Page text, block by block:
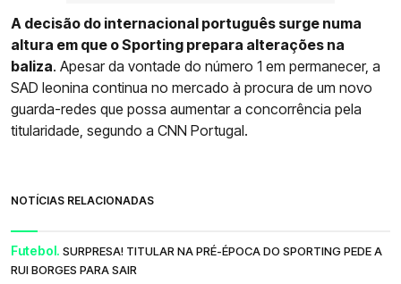
A decisão do internacional português surge numa
altura em que o Sporting prepara alterações na
baliza. Apesar da vontade do número 1 em permanecer, a
SAD leonina continua no mercado à procura de um novo
guarda-redes que possa aumentar a concorrência pela
titularidade, segundo a CNN Portugal.
NOTÍCIAS RELACIONADAS
Futebol. SURPRESA! TITULAR NA PRÉ-ÉPOCA DO SPORTING PEDE A
RUI BORGES PARA SAIR